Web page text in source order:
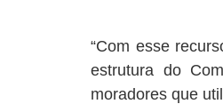
“Com esse
estrutura do
moradores que